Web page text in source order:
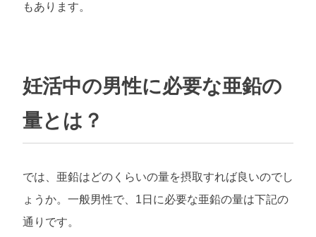
もあります。
妊活中の男性に必要な亜鉛の
量とは？
では、亜鉛はどのくらいの量を摂取すれば良いのでし
ょうか。一般男性で、1日に必要な亜鉛の量は下記の
通りです。